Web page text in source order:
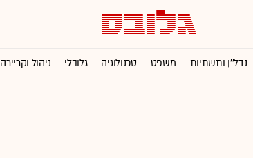
נדל''ן ותשתיות משפט טכנולוגיה גלובלי ניהול וקריירה